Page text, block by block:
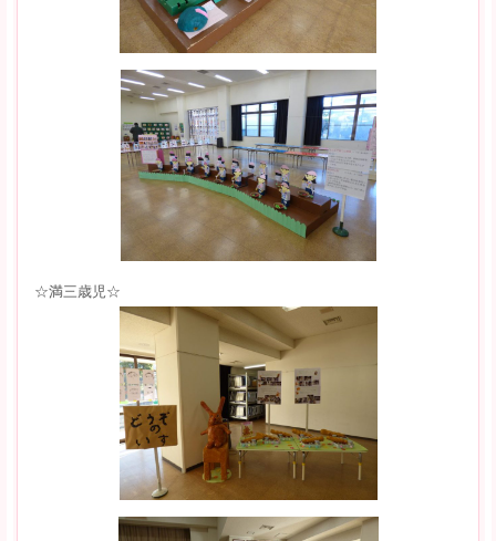
☆満三歳児☆